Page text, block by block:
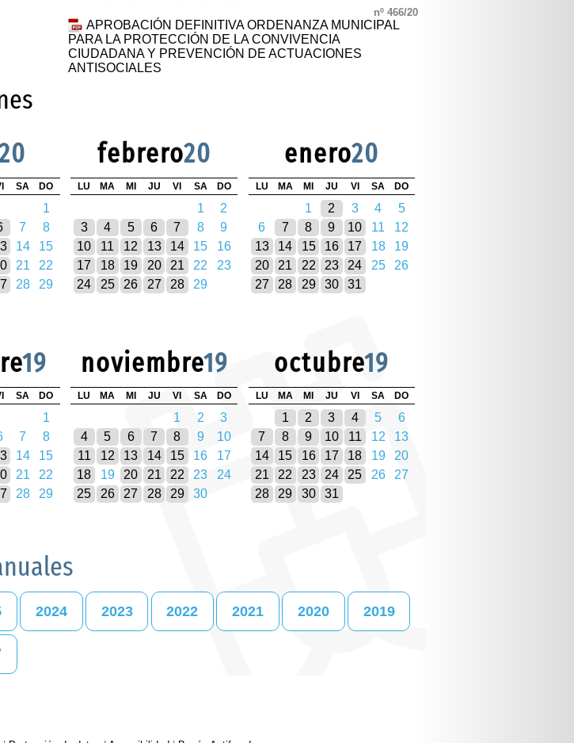
nº 466/20
APROBACIÓN DEFINITIVA ORDENANZA MUNICIPAL
PARA LA PROTECCIÓN DE LA CONVIVENCIA
CIUDADANA Y PREVENCIÓN DE ACTUACIONES
ANTISOCIALES
SA DO
1
7
8
14
15
21
22
28
29
febrero20
LU MA MI JU VI SA DO
1
2
3
4 5 6 7 8
9
10
11 12 13 14 15
16
17
18 19 20 21 22
23
24
25 26 27 28 29
enero20
LU MA MI JU VI SA DO
1 2 3 4
5
6
7 8 9 10 11
12
13
14 15 16 17 18
19
20
21 22 23 24 25
26
27
28 29 30 31
19
SA DO
1
7
8
14
15
21
22
28
29
noviembre19
LU MA MI JU VI SA DO
1 2
3
4
5 6 7 8 9
10
11
12 13 14 15 16
17
18
19 20 21 22 23
24
25
26 27 28 29 30
octubre19
LU MA MI JU VI SA DO
1 2 3 4 5
6
7
8 9 10 11 12
13
14
15 16 17 18 19
20
21
22 23 24 25 26
27
28
29 30 31
2024 2023 2022 2021 2020 2019